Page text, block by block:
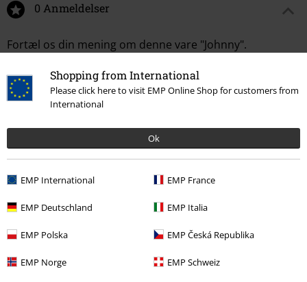
Shopping from International
Please click here to visit EMP Online Shop for customers from
International
Ok
EMP International EMP France
EMP Deutschland EMP Italia
EMP Polska EMP Česká Republika
EMP Norge EMP Schweiz
0 Anmeldelser
Fortæl os din mening om denne vare "Johnny".
Skriv anmeldelse
Senest besøgt